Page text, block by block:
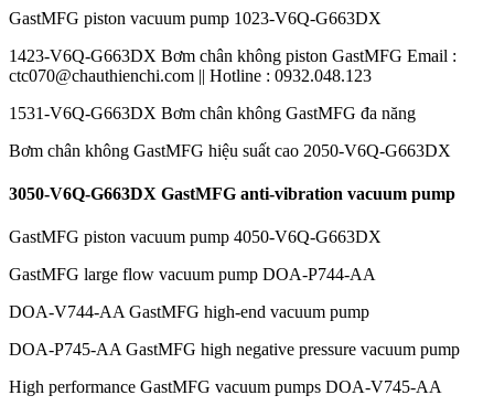
GastMFG piston vacuum pump 1023-V6Q-G663DX
1423-V6Q-G663DX Bơm chân không piston GastMFG Email :
ctc070@chauthienchi.com || Hotline : 0932.048.123
1531-V6Q-G663DX Bơm chân không GastMFG đa năng
Bơm chân không GastMFG hiệu suất cao 2050-V6Q-G663DX
3050-V6Q-G663DX GastMFG anti-vibration vacuum pump
GastMFG piston vacuum pump 4050-V6Q-G663DX
GastMFG large flow vacuum pump DOA-P744-AA
DOA-V744-AA GastMFG high-end vacuum pump
DOA-P745-AA GastMFG high negative pressure vacuum pump
High performance GastMFG vacuum pumps DOA-V745-AA